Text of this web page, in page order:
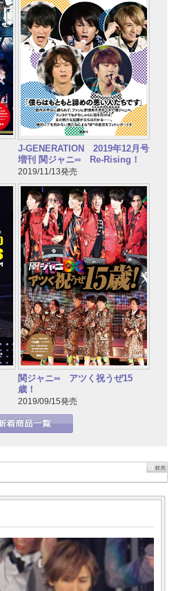
J-GENERATION 2019年12月号
増刊 関ジャニ∞ Re-Rising！
2019/11/13発売
関ジャニ∞ アツく祝うぜ15
歳！
2019/09/15発売